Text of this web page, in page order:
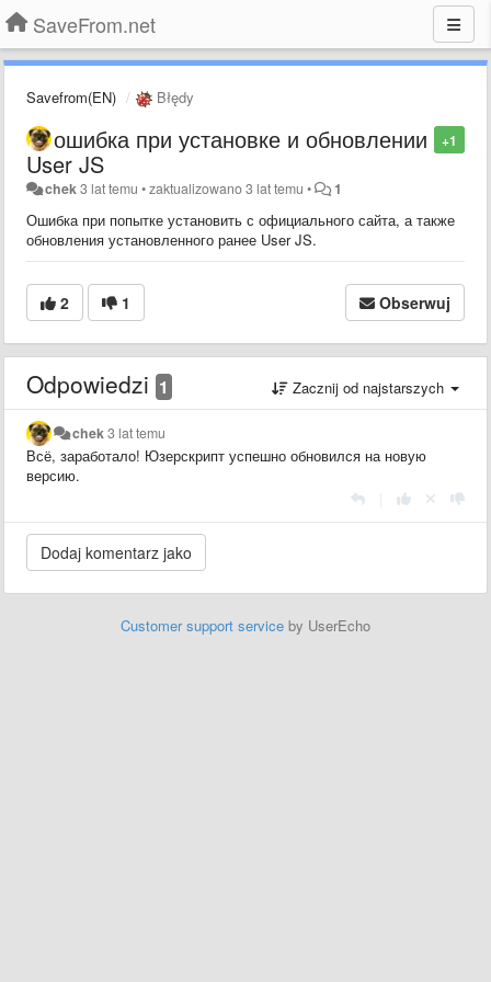
SaveFrom.net
Savefrom(EN) Błędy
+1
ошибка при установке и обновлении
User JS
chek3 lat temu •zaktualizowano3 lat temu • 1
Ошибка при попытке установить с официального сайта, а также
обновления установленного ранее User JS.
2 1 Obserwuj
Odpowiedzi 1 Zacznij od najstarszych
chek3 lat temu
Всё, заработало! Юзерскрипт успешно обновился на новую
версию.
Customer support service by UserEcho